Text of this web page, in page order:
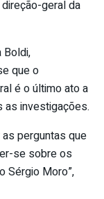
geral da
Boldi,
que o
é o último ato a
as investigações.
perguntas que
se sobre os
Sérgio Moro”,